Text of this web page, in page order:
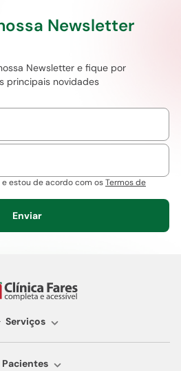
Newsletter
Newsletter e fique por
principais novidades
estou de acordo com osTermos de
Enviar
Serviços
Pacientes